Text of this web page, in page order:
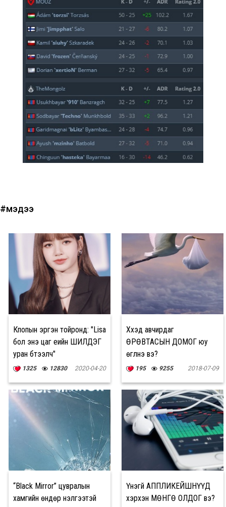
#мэдээ
Кпопын эргэн тойронд: "Lisa
бол энэ цаг үеийн ШИЛДЭГ
уран бүтээлч"
1325 12830 2020-04-20
Хүүхэд авчирдаг
ӨРӨВТАСЫН ДОМОГ юу
өгүүлнэ вэ?
195 9255 2018-07-09
“Black Mirror” цувралын
хамгийн өндөр үнэлгээтэй
Үнэгүй АППЛИКЕЙШНҮҮД
хэрхэн МӨНГӨ ОЛДОГ вэ?